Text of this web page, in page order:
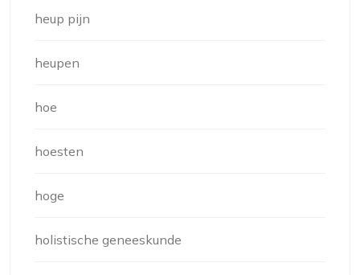
heup pijn
heupen
hoe
hoesten
hoge
holistische geneeskunde